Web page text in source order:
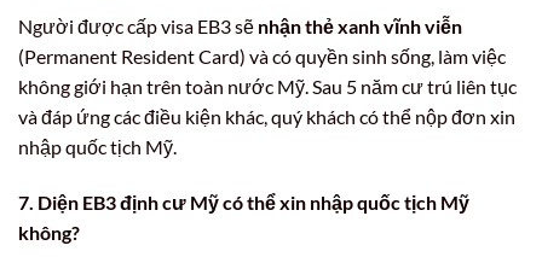
Người được cấp visa EB3 sẽ nhận thẻ xanh vĩnh viễn
(Permanent Resident Card) và có quyền sinh sống, làm việc
không giới hạn trên toàn nước Mỹ. Sau 5 năm cư trú liên tục
và đáp ứng các điều kiện khác, quý khách có thể nộp đơn xin
nhập quốc tịch Mỹ.
7. Diện EB3 định cư Mỹ có thể xin nhập quốc tịch Mỹ
không?